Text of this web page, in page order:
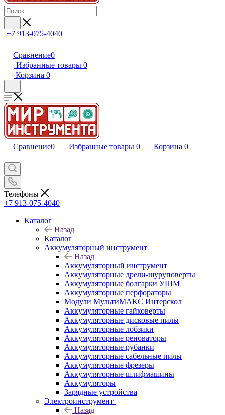
+7 913-075-4040
Сравнение0
Избранные товары 0
Корзина 0
Сравнение0 Избранные товары 0 Корзина 0
Телефоны
+7 913-075-4040
Каталог
Назад
Каталог
Аккумуляторный инструмент
Назад
Аккумуляторный инструмент
Аккумуляторные дрели-шуруповерты
Аккумуляторные болгарки УШМ
Аккумуляторные перфораторы
Модули МультиМАКС Интерскол
Аккумуляторные гайковерты
Аккумуляторные дисковые пилы
Аккумуляторные лобзики
Аккумуляторные реноваторы
Аккумуляторные рубанки
Аккумуляторные сабельные пилы
Аккумуляторные фрезеры
Аккумуляторные шлифмашины
Аккумуляторы
Зарядные устройства
Электроинструмент
Назад